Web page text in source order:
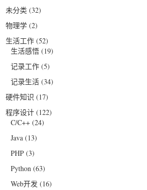
未分类 (32)
物理学 (2)
生活工作 (52)
生活感悟 (19)
记录工作 (5)
记录生活 (34)
硬件知识 (17)
程序设计 (122)
C/C++ (24)
Java (13)
PHP (3)
Python (63)
Web开发 (16)